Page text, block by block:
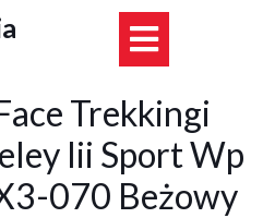
Trekkingi
Iii Sport Wp
070 Beżowy